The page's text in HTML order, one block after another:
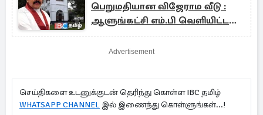
பெறுமதியான விஜேராம வீடு :
ஆளுங்கட்சி எம்.பி வெளியிட்ட
அதிர்ச்சி தகவல்
Advertisement
செய்திகளை உடனுக்குடன் தெரிந்து கொள்ள IBC தமிழ்
WHATSAPP CHANNEL இல் இணைந்து கொள்ளுங்கள்...!